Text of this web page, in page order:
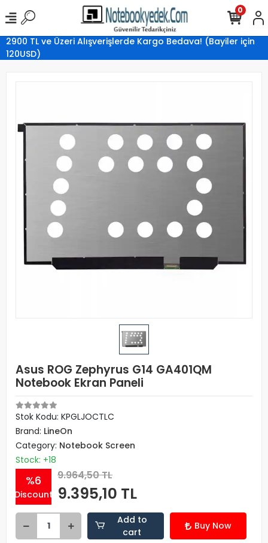
2900 TL ve Üzeri Alışverişlerde Kargo Bedava! (Bayiler için
120USD)
0
Asus ROG Zephyrus G14 GA401QM
Notebook Ekran Paneli
Stok Kodu: KPGLJOCTLC
Brand: LineOn
Category: Notebook Screen
Stock: +18
%6
Discount
9.964,50 TL
9.395,10 TL
Add to
cart
Buy Now